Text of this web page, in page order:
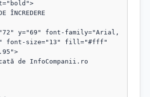
font-size="13" fill="#fff"